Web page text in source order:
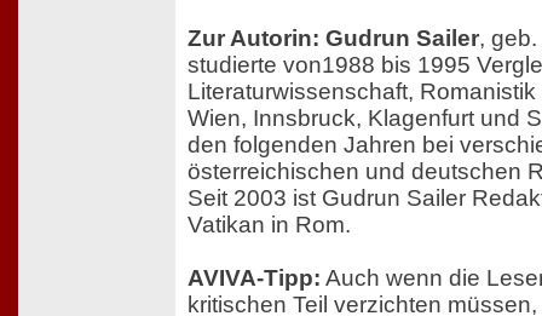
Zur Autorin: Gudrun Sailer,
studierte von1988 bis 1995
Literaturwissenschaft,
Wien, Innsbruck, Klagenfurt und
den folgenden Jahren bei
österreichischen und deutschen
Seit 2003 ist Gudrun Sailer
Vatikan in Rom.
AVIVA-Tipp: Auch wenn die
kritischen Teil verzichten